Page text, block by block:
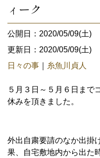
ィーク
公開日：2020/05/09(土)
更新日：2020/05/09(土)
日々の事
糸魚川貞人
５月３日～５月６日まで
休みを頂きました。
外出自粛要請のなか出掛
果、自宅敷地内から出た